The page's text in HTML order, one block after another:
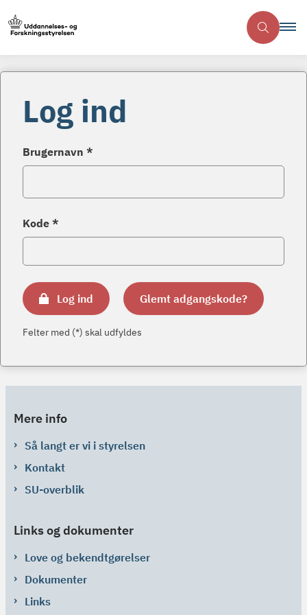
Log ind
Brugernavn *
Kode *
Log ind Glemt adgangskode?
Felter med (*) skal udfyldes
Mere info
Så langt er vi i styrelsen
Kontakt
SU-overblik
Links og dokumenter
Love og bekendtgørelser
Dokumenter
Links